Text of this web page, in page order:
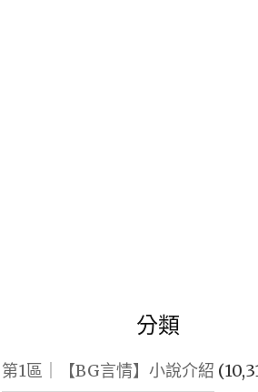
分類
第1區｜【BG言情】小說介紹